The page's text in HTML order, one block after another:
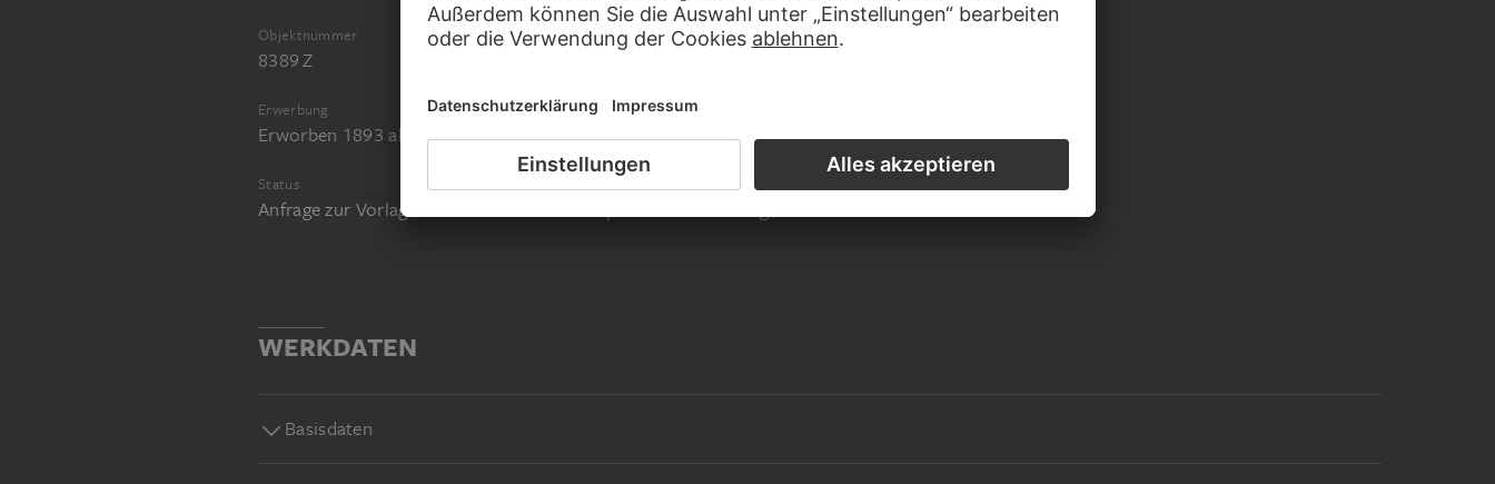
Objektnummer
8389 Z
Erwerbung
Erworben 1893 als Vermächtnis des Künstlers
Status
Anfrage zur Vorlage im Studiensaal der Graphischen Sammlung
WERKDATEN
Basisdaten